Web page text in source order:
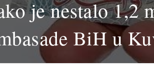
je nestalo 1,2
BiH u